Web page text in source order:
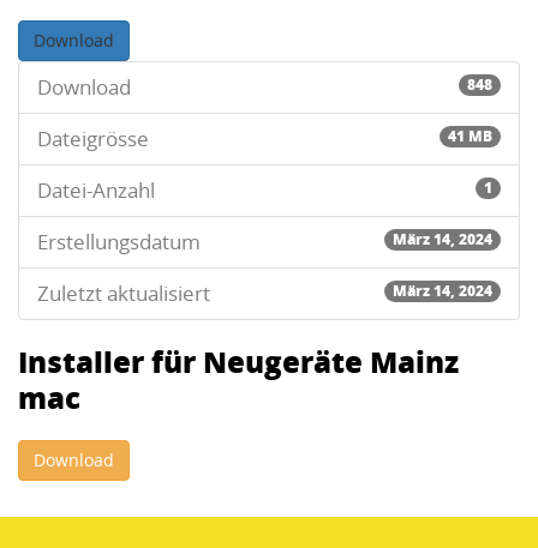
Download
Download 848
Dateigrösse 41 MB
Datei-Anzahl 1
Erstellungsdatum März 14, 2024
Zuletzt aktualisiert März 14, 2024
Installer für Neugeräte Mainz
mac
Download